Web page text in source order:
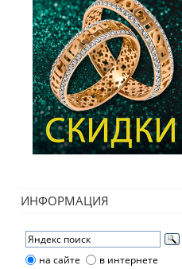
ИНФОРМАЦИЯ
на сайте в интернете